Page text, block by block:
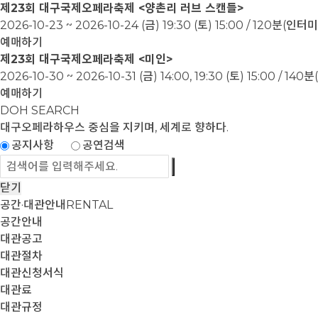
제23회 대구국제오페라축제 <양촌리 러브 스캔들>
2026-10-23 ~ 2026-10-24 (금) 19:30 (토) 15:00 / 120분(인터
예매하기
제23회 대구국제오페라축제 <미인>
2026-10-30 ~ 2026-10-31 (금) 14:00, 19:30 (토) 15:00 / 140분
예매하기
DOH SEARCH
대구오페라하우스 중심을 지키며, 세계로 향하다.
공지사항
공연검색
닫기
공간·대관안내 RENTAL
공간안내
대관공고
대관절차
대관신청서식
대관료
대관규정